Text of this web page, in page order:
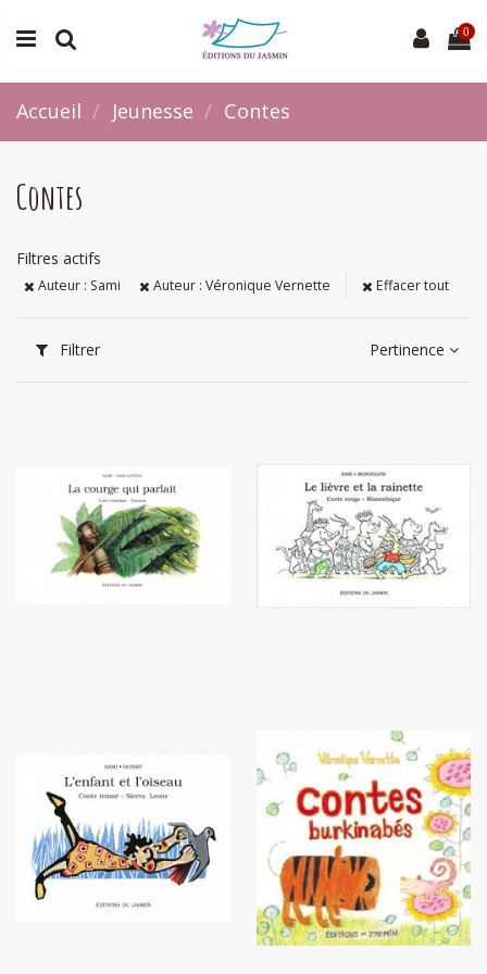
0
Accueil Jeunesse Contes
Contes
Filtres actifs
Auteur : Sami Auteur : Véronique Vernette Effacer tout
Filtrer Pertinence
La courge qui parlait
6,10 €
Le lièvre et la rainette
6,10 €
L'enfant et l'oiseau
6,10 €
Contes burkinabés
12,50 €